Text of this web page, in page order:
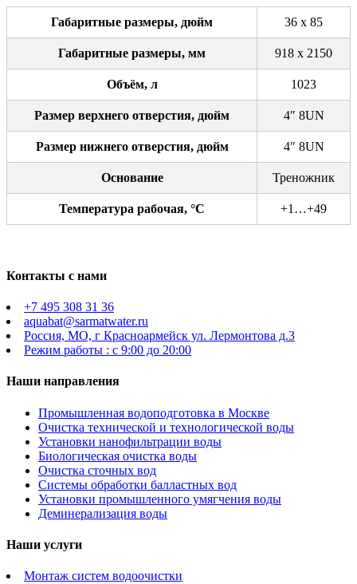
Габаритные размеры, дюйм 36 х 85
Габаритные размеры, мм 918 х 2150
Объём, л 1023
Размер верхнего отверстия, дюйм 4″ 8UN
Размер нижнего отверстия, дюйм 4″ 8UN
Основание Треножник
Температура рабочая, °С +1…+49
Контакты с нами
+7 495 308 31 36
aquabat@sarmatwater.ru
Россия, МО, г Красноармейск ул. Лермонтова д.3
Режим работы : с 9:00 до 20:00
Наши направления
Промышленная водоподготовка в Москве
Очистка технической и технологической воды
Установки нанофильтрации воды
Биологическая очистка воды
Очистка сточных вод
Системы обработки балластных вод
Установки промышленного умягчения воды
Деминерализация воды
Наши услуги
Монтаж систем водоочистки